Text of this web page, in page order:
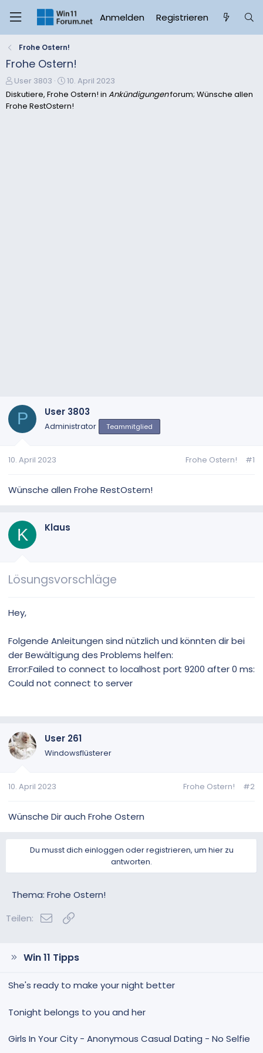
Anmelden Registrieren
Frohe Ostern!
Frohe Ostern!
E
r
s
User 3803
E
r
s
10. April 2023
Diskutiere, Frohe Ostern! in Ankündigungenforum; Wünsche allen
Frohe RestOstern!
P User 3803
Administrator Teammitglied
10. April 2023 Frohe Ostern! #1
Wünsche allen Frohe RestOstern!
K Klaus
Lösungsvorschläge
Hey,
Folgende Anleitungen sind nützlich und könnten dir bei
der Bewältigung des Problems helfen:
Error:Failed to connect to localhost port 9200 after 0 ms:
Could not connect to server
User 261
Windowsflüsterer
10. April 2023 Frohe Ostern! #2
Wünsche Dir auch Frohe Ostern
Du musst dich einloggen oder registrieren, um hier zu
antworten.
Thema: Frohe Ostern!
Teilen:
E-Mail
Win 11 Tipps
She's ready to make your night better
Tonight belongs to you and her
Girls In Your City - Anonymous Casual Dating - No Selfie